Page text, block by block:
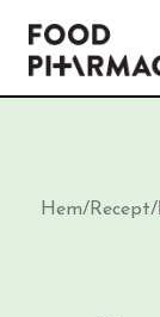
Hem/Recept/